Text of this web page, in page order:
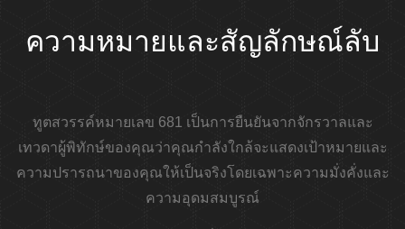
ความหมายและสัญลักษณ์ลับ
ทูตสวรรค์หมายเลข 681 เป็นการยืนยันจากจักรวาลและ
เทวดาผู้พิทักษ์ของคุณว่าคุณกำลังใกล้จะแสดงเป้าหมายและ
ความปรารถนาของคุณให้เป็นจริงโดยเฉพาะความมั่งคั่งและ
ความอุดมสมบูรณ์